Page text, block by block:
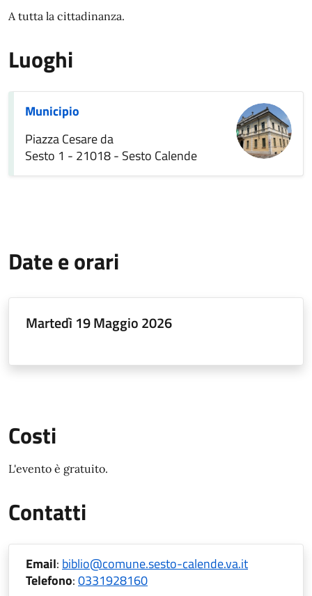
A tutta la cittadinanza.
Luoghi
Municipio
Piazza Cesare da
Sesto 1 - 21018 - Sesto Calende
Date e orari
Martedì 19 Maggio 2026
Costi
L'evento è gratuito.
Contatti
Email: biblio@comune.sesto-calende.va.it
Telefono:0331928160